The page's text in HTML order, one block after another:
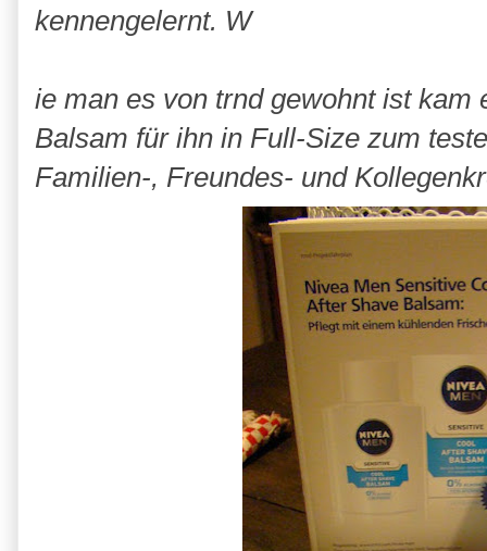
kennengelernt. W
ie man es von trnd gewohnt ist
Balsam für ihn in Full-Size zum
Familien-, Freundes- und